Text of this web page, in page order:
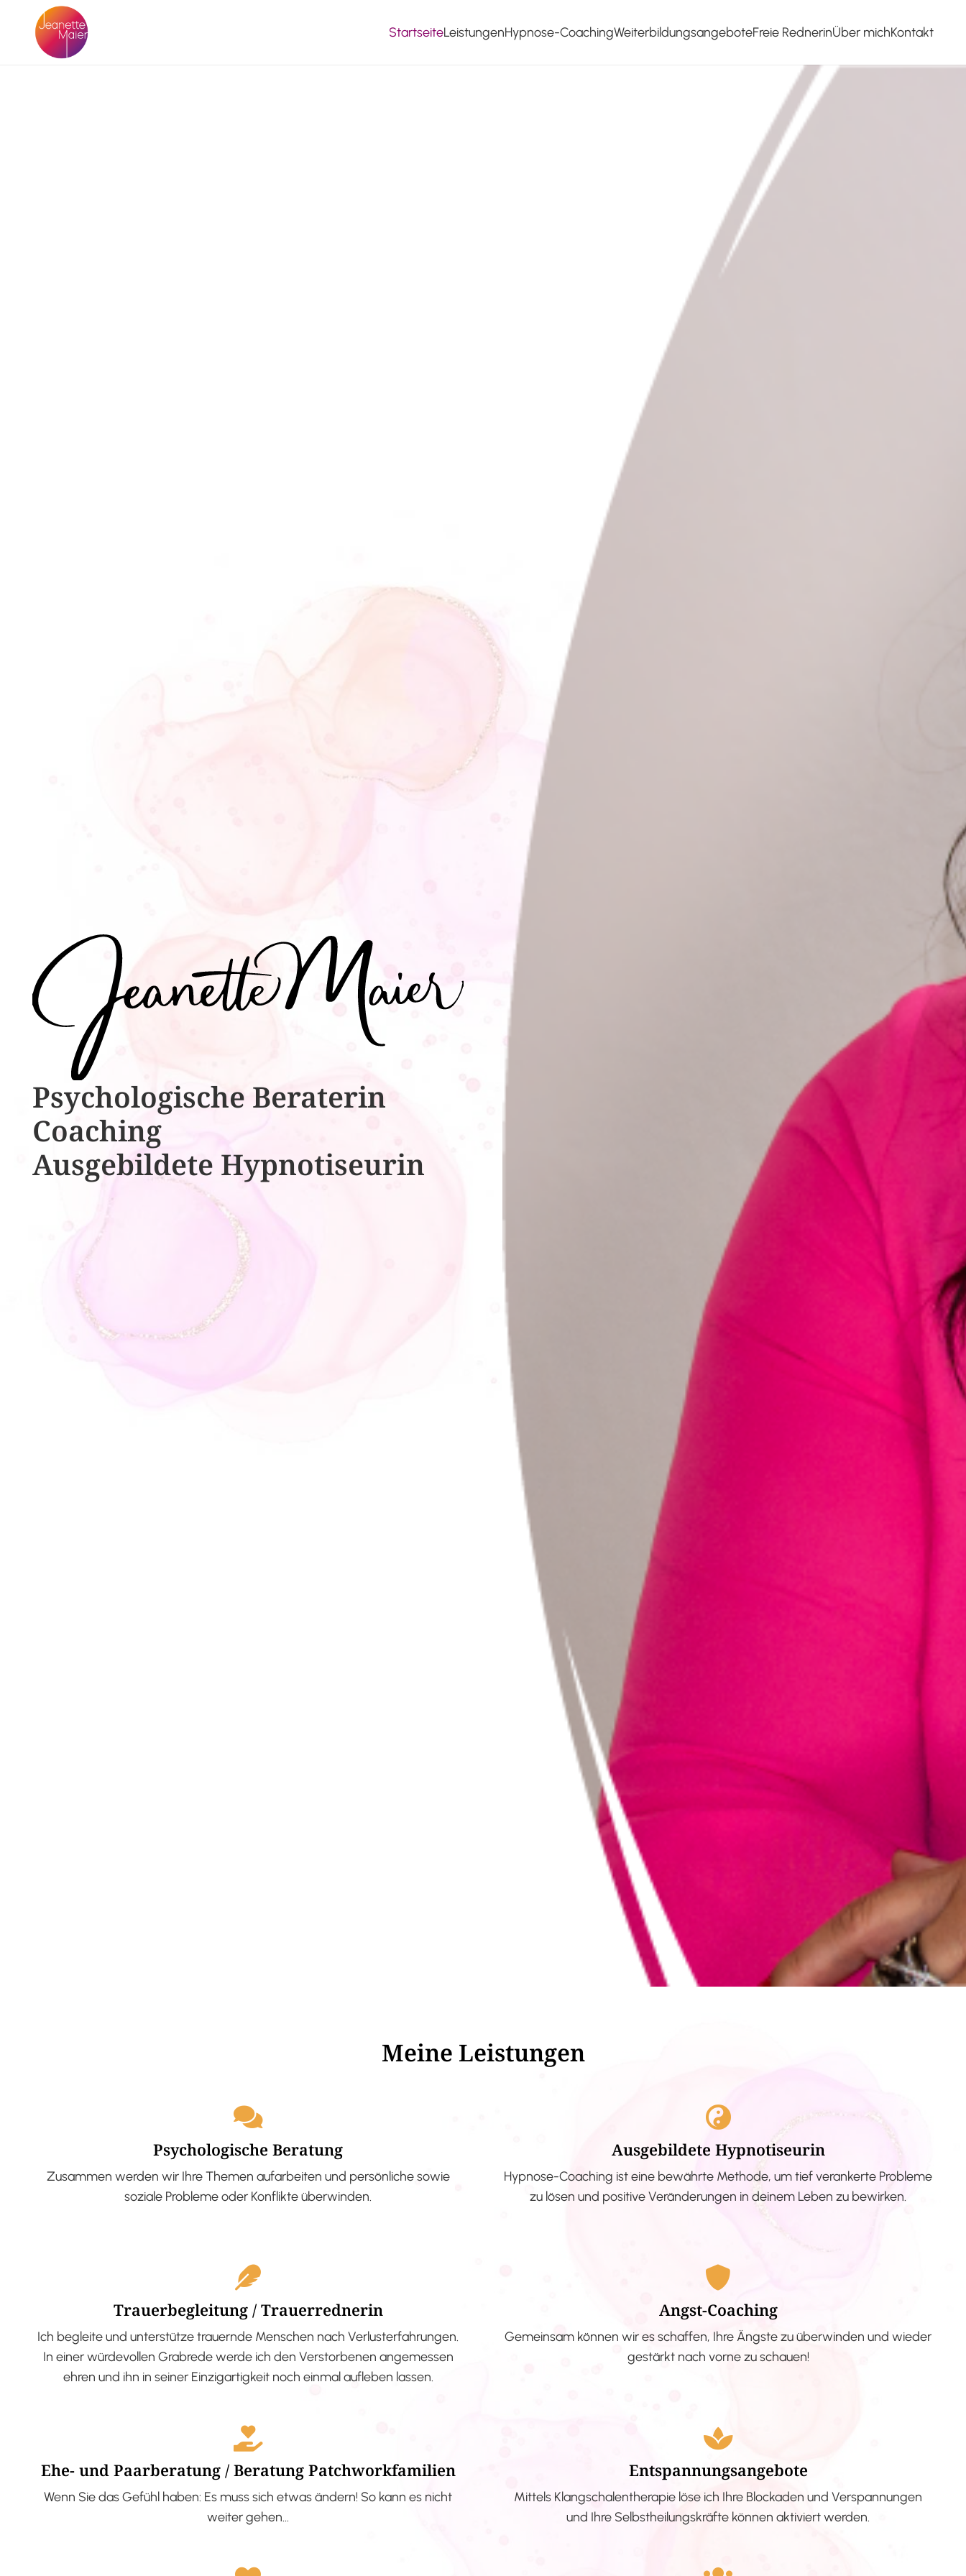
StartseiteLeistungenHypnose-CoachingWeiterbildungsangeboteFreie RednerinÜber michKontakt
Psychologische ​​Beraterin
Coaching
Ausgebildete​ ​Hypnotiseurin
Meine Leistungen
Psychologische Beratung
Zusammen werden wir Ihre Themen aufarbeiten und persönliche sowie
soziale Probleme oder Konflikte überwinden.
Ausgebildete Hypnotiseurin
Hypnose-Coaching ist eine bewährte Methode, um tief verankerte Probleme
zu lösen und positive Veränderungen in deinem Leben zu bewirken.
Trauerbegleitung / Trauerrednerin
Ich begleite und unterstütze trauernde Menschen nach Verlusterfahrungen.
In einer würdevollen Grabrede werde ich den Verstorbenen angemessen
ehren und ihn in seiner Einzigartigkeit noch einmal aufleben lassen.
Angst-Coaching
Gemeinsam können wir es schaffen, Ihre Ängste zu überwinden und wieder
gestärkt nach vorne zu schauen!
Ehe- und Paarberatung / Beratung Patchworkfamilien
Wenn Sie das Gefühl haben: Es muss sich etwas ändern! So kann es nicht
weiter gehen…
Entspannungsangebote
Mittels Klangschalentherapie löse ich Ihre Blockaden und Verspannungen
und Ihre Selbstheilungskräfte können aktiviert werden.